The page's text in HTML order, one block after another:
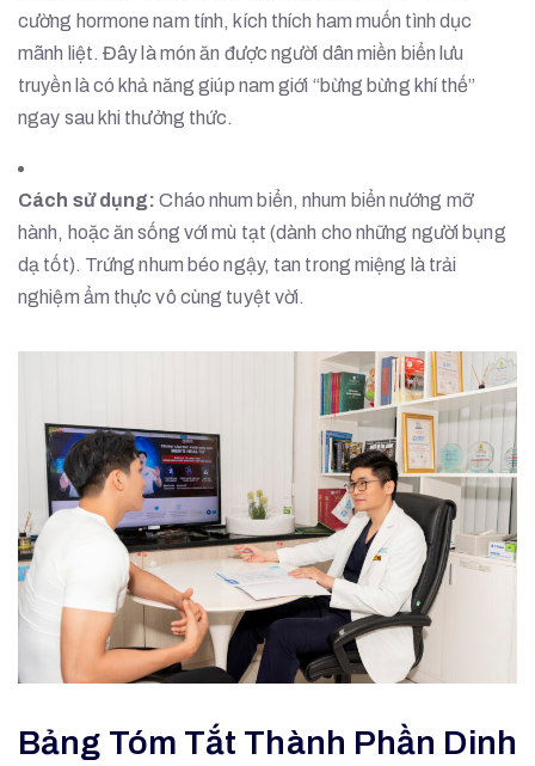
cường hormone nam tính, kích thích ham muốn tình dục
mãnh liệt. Đây là món ăn được người dân miền biển lưu
truyền là có khả năng giúp nam giới “bừng bừng khí thế”
ngay sau khi thưởng thức.
Cách sử dụng: Cháo nhum biển, nhum biển nướng mỡ
hành, hoặc ăn sống với mù tạt (dành cho những người bụng
dạ tốt). Trứng nhum béo ngậy, tan trong miệng là trải
nghiệm ẩm thực vô cùng tuyệt vời.
Bảng Tóm Tắt Thành Phần Dinh